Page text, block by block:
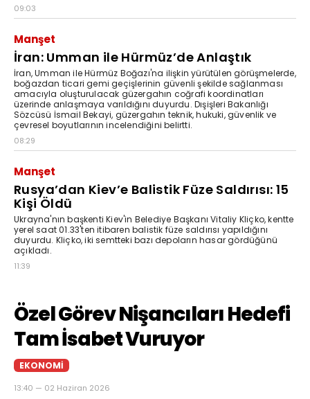
09:03
Manşet
İran: Umman ile Hürmüz’de Anlaştık
İran, Umman ile Hürmüz Boğazı'na ilişkin yürütülen görüşmelerde,
boğazdan ticari gemi geçişlerinin güvenli şekilde sağlanması
amacıyla oluşturulacak güzergahın coğrafi koordinatları
üzerinde anlaşmaya varıldığını duyurdu. Dışişleri Bakanlığı
Sözcüsü İsmail Bekayi, güzergahın teknik, hukuki, güvenlik ve
çevresel boyutlarının incelendiğini belirtti.
08:29
Manşet
Rusya’dan Kiev’e Balistik Füze Saldırısı: 15
Kişi Öldü
Ukrayna'nın başkenti Kiev'in Belediye Başkanı Vitaliy Kliçko, kentte
yerel saat 01.33'ten itibaren balistik füze saldırısı yapıldığını
duyurdu. Kliçko, iki semtteki bazı depoların hasar gördüğünü
açıkladı.
11:39